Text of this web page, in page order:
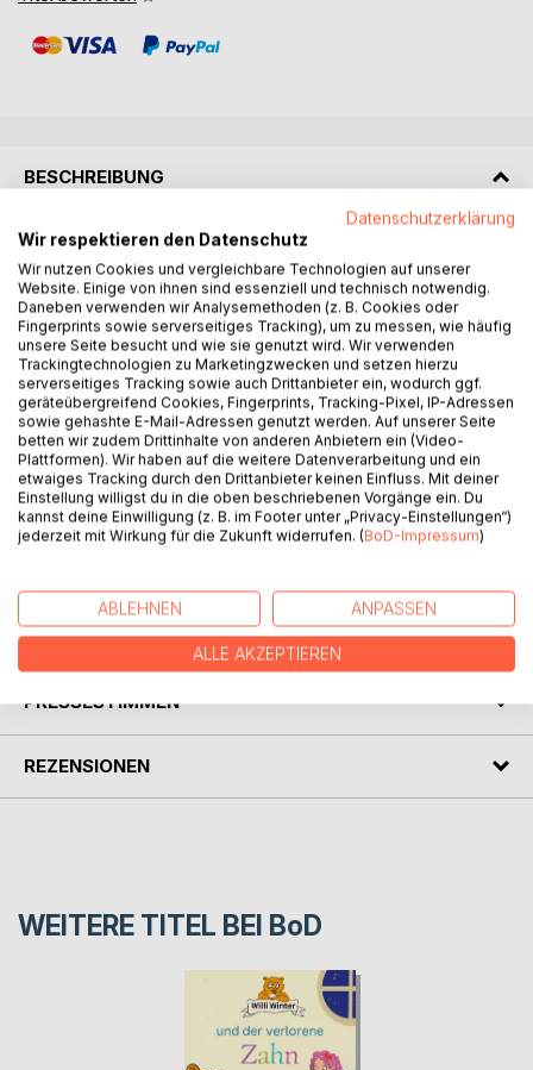
BESCHREIBUNG
Hast du noch alle Socken in der Schublade?
Eigentlich hat Goldhamster Willi Winter ein sehr
gemütliches Leben bei seiner Besitzerin Sophie. Doch
eines Tages verschwindet auf mysteriöse Weise einer ihrer
Glückssocken und sie verliert mit ihrer Mannschaft ein
wichtiges Handballspiel. Was für ein Desaster!
Willi will seiner Freundin unbedingt helfen. Als er in der
Nacht ein verdächtiges Geräusch vernimmt, kratzt er all
seinen Mut zusammen und geht der Sache nach. Dabei
trifft er auf Ringel Strumpf, einen frechen Sockenkobold.
Der nimmt ihn mit in sein Dorf und eine abenteuerliche Jagd
AUTOR/IN
PRESSESTIMMEN
REZENSIONEN
WEITERE TITEL BEI BoD
Datenschutzerklärung
Wir respektieren den Datenschutz
Wir nutzen Cookies und vergleichbare Technologien auf unserer
Website. Einige von ihnen sind essenziell und technisch notwendig.
Daneben verwenden wir Analysemethoden (z. B. Cookies oder
Fingerprints sowie serverseitiges Tracking), um zu messen, wie häufig
unsere Seite besucht und wie sie genutzt wird. Wir verwenden
Trackingtechnologien zu Marketingzwecken und setzen hierzu
serverseitiges Tracking sowie auch Drittanbieter ein, wodurch ggf.
geräteübergreifend Cookies, Fingerprints, Tracking-Pixel, IP-Adressen
sowie gehashte E-Mail-Adressen genutzt werden. Auf unserer Seite
betten wir zudem Drittinhalte von anderen Anbietern ein (Video-
Plattformen). Wir haben auf die weitere Datenverarbeitung und ein
etwaiges Tracking durch den Drittanbieter keinen Einfluss. Mit deiner
Einstellung willigst du in die oben beschriebenen Vorgänge ein. Du
kannst deine Einwilligung (z. B. im Footer unter „Privacy-Einstellungen“)
jederzeit mit Wirkung für die Zukunft widerrufen. (BoD-Impressum)
ABLEHNEN ANPASSEN
ALLE AKZEPTIEREN